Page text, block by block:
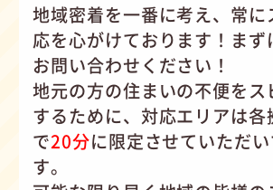
地域密着を一番に考え、常に
応を心がけております！まず
お問い合わせください！
地元の方の住まいの不便をス
するために、対応エリアは各
で20分に限定させていただ
す。